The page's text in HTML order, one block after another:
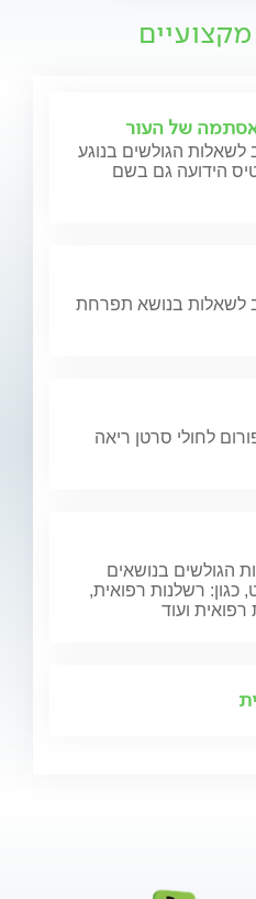
של העור
לשאלות הגולשים בנוגע
הידועה גם בשם
לשאלות בנושא תפרחת
לחולי סרטן ריאה
הגולשים בנושאים
כגון: רשלנות רפואית,
רפואית ועוד